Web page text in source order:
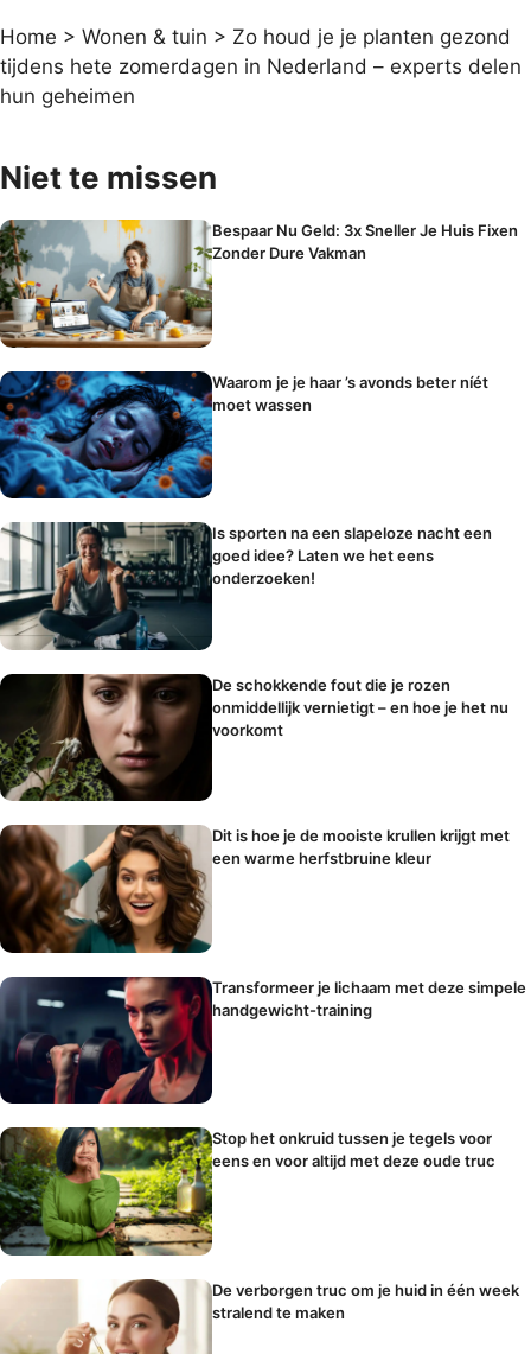
Home > Wonen & tuin > Zo houd je je planten gezond
tijdens hete zomerdagen in Nederland – experts delen
hun geheimen
Niet te missen
Bespaar Nu Geld: 3x Sneller Je Huis Fixen
Zonder Dure Vakman
Waarom je je haar ’s avonds beter níét
moet wassen
Is sporten na een slapeloze nacht een
goed idee? Laten we het eens
onderzoeken!
De schokkende fout die je rozen
onmiddellijk vernietigt – en hoe je het nu
voorkomt
Dit is hoe je de mooiste krullen krijgt met
een warme herfstbruine kleur
Transformeer je lichaam met deze simpele
handgewicht-training
Stop het onkruid tussen je tegels voor
eens en voor altijd met deze oude truc
De verborgen truc om je huid in één week
stralend te maken